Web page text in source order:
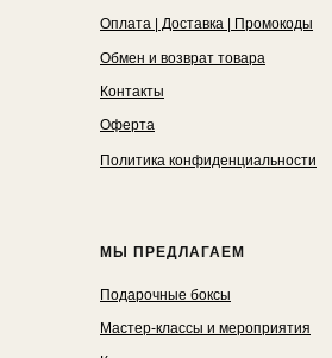
МЫ ПРЕДЛАГАЕМ
Оплата | Доставка | Промокоды
Обмен и возврат товара
Контакты
Оферта
Политика конфиденциальности
Подарочные боксы
Мастер-классы и мероприятия